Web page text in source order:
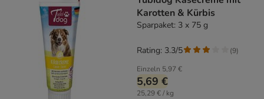
Karotten & Kürbis
Sparpaket: 3 x 75 g
Einzeln 5,97 €
5,69 €
25,29 € / kg
Rating: 3.3/5 (9)